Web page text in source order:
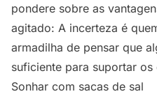
pondere sobre as
agitado: A incerteza é
armadilha de pensar que
suficiente para suportar
Sonhar com sacas de sal